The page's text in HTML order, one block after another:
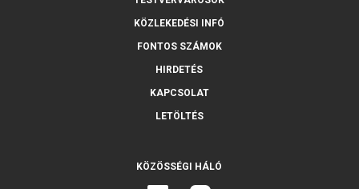
KÖZLEKEDÉSI INFÓ
FONTOS SZÁMOK
HIRDETÉS
KAPCSOLAT
LETÖLTÉS
KÖZÖSSÉGI HÁLÓ